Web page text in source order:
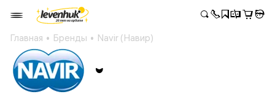
Главная Бренды Navir (Навир)